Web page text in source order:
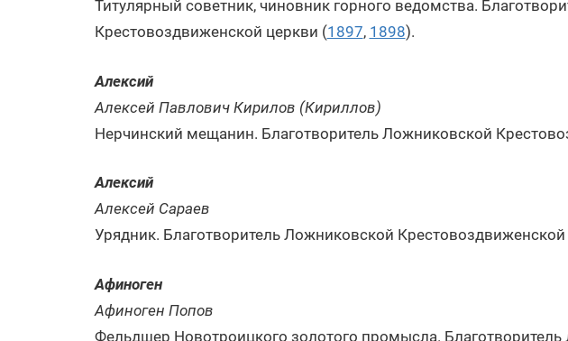
Титулярный советник, чиновник горного ведомства.
Крестовоздвиженской церкви (1897, 1898).
Алексий
Алексей Павлович Кирилов (Кириллов)
Нерчинский мещанин. Благотворитель Ложниковской
Алексий
Алексей Сараев
Урядник. Благотворитель Ложниковской
Афиноген
Афиноген Попов
Фельдшер Новотроицкого золотого промысла.